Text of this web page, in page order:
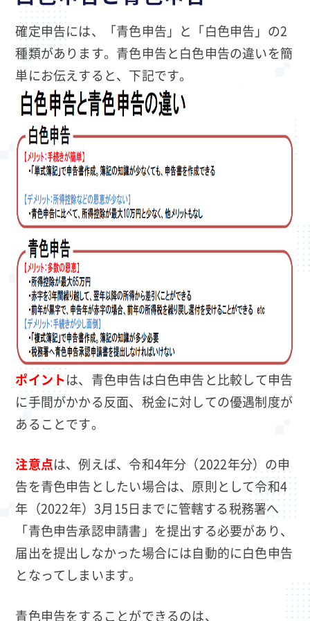
確定申告には、「青色申告」と「白色申告」の2
種類があります。青色申告と白色申告の違いを簡
単にお伝えすると、下記です。
ポイントは、青色申告は白色申告と比較して申告
に手間がかかる反面、税金に対しての優遇制度が
あることです。
注意点は、例えば、令和4年分（2022年分）の申
告を青色申告としたい場合は、原則として令和4
年（2022年）3月15日までに管轄する税務署へ
「青色申告承認申請書」を提出する必要があり、
届出を提出しなかった場合には自動的に白色申告
となってしまいます。
青色申告をすることができるのは、